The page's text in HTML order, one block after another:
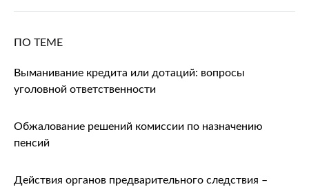
ПО ТЕМЕ
Выманивание кредита или дотаций: вопросы
уголовной ответственности
Обжалование решений комиссии по назначению
пенсий
Действия органов предварительного следствия –